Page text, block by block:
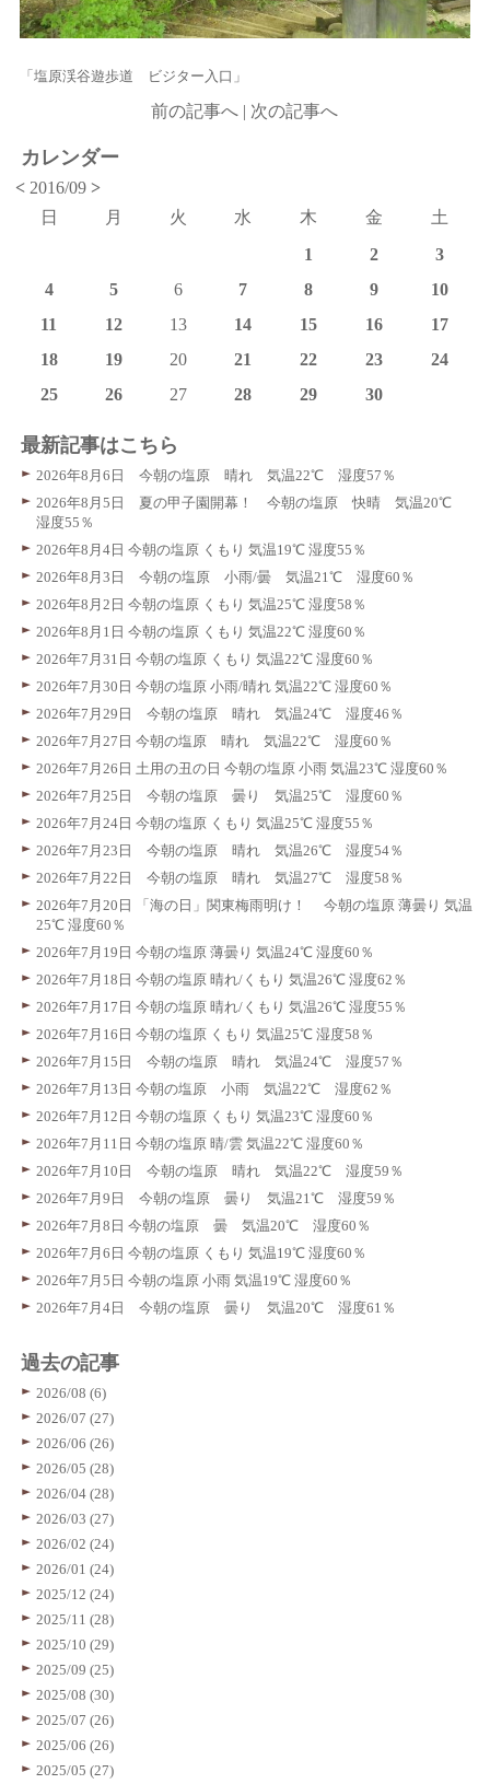
「塩原渓谷遊歩道 ビジター入口」
前の記事へ | 次の記事へ
カレンダー
< 2016/09>
日
月 火 水 木 金
土
1
2
3
4
5 6 7 8 9
10
11
12 13 14 15 16
17
18
19 20 21 22 23
24
25
26 27 28 29 30
最新記事はこちら
2026年8月6日 今朝の塩原 晴れ 気温22℃ 湿度57％
2026年8月5日 夏の甲子園開幕！ 今朝の塩原 快晴 気温20℃
湿度55％
2026年8月4日 今朝の塩原 くもり 気温19℃ 湿度55％
2026年8月3日 今朝の塩原 小雨/曇 気温21℃ 湿度60％
2026年8月2日 今朝の塩原 くもり 気温25℃ 湿度58％
2026年8月1日 今朝の塩原 くもり 気温22℃ 湿度60％
2026年7月31日 今朝の塩原 くもり 気温22℃ 湿度60％
2026年7月30日 今朝の塩原 小雨/晴れ 気温22℃ 湿度60％
2026年7月29日 今朝の塩原 晴れ 気温24℃ 湿度46％
2026年7月27日 今朝の塩原 晴れ 気温22℃ 湿度60％
2026年7月26日 土用の丑の日 今朝の塩原 小雨 気温23℃ 湿度60％
2026年7月25日 今朝の塩原 曇り 気温25℃ 湿度60％
2026年7月24日 今朝の塩原 くもり 気温25℃ 湿度55％
2026年7月23日 今朝の塩原 晴れ 気温26℃ 湿度54％
2026年7月22日 今朝の塩原 晴れ 気温27℃ 湿度58％
2026年7月20日 「海の日」関東梅雨明け！ 今朝の塩原 薄曇り 気温
25℃ 湿度60％
2026年7月19日 今朝の塩原 薄曇り 気温24℃ 湿度60％
2026年7月18日 今朝の塩原 晴れ/くもり 気温26℃ 湿度62％
2026年7月17日 今朝の塩原 晴れ/くもり 気温26℃ 湿度55％
2026年7月16日 今朝の塩原 くもり 気温25℃ 湿度58％
2026年7月15日 今朝の塩原 晴れ 気温24℃ 湿度57％
2026年7月13日 今朝の塩原 小雨 気温22℃ 湿度62％
2026年7月12日 今朝の塩原 くもり 気温23℃ 湿度60％
2026年7月11日 今朝の塩原 晴/雲 気温22℃ 湿度60％
2026年7月10日 今朝の塩原 晴れ 気温22℃ 湿度59％
2026年7月9日 今朝の塩原 曇り 気温21℃ 湿度59％
2026年7月8日 今朝の塩原 曇 気温20℃ 湿度60％
2026年7月6日 今朝の塩原 くもり 気温19℃ 湿度60％
2026年7月5日 今朝の塩原 小雨 気温19℃ 湿度60％
2026年7月4日 今朝の塩原 曇り 気温20℃ 湿度61％
過去の記事
2026/08 (6)
2026/07 (27)
2026/06 (26)
2026/05 (28)
2026/04 (28)
2026/03 (27)
2026/02 (24)
2026/01 (24)
2025/12 (24)
2025/11 (28)
2025/10 (29)
2025/09 (25)
2025/08 (30)
2025/07 (26)
2025/06 (26)
2025/05 (27)